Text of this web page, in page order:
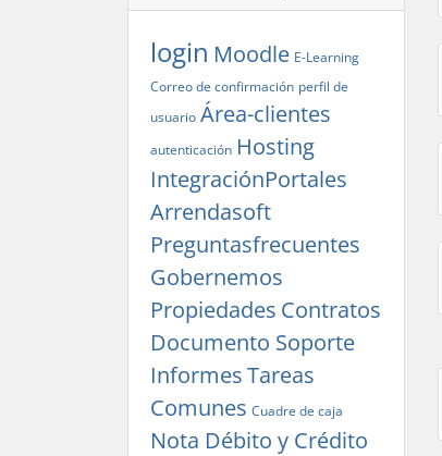
login Moodle E-Learning
Correo de confirmación perfil de
usuario Área-clientes
autenticación Hosting
IntegraciónPortales
Arrendasoft
Preguntasfrecuentes
Gobernemos
Propiedades Contratos
Documento Soporte
InformesTareas
Comunes Cuadre de caja
Nota Débito y Crédito